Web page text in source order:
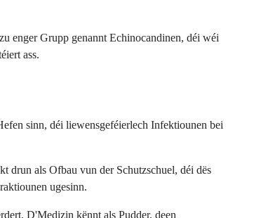
enger Grupp genannt Echinocandinen, déi wéi
ass.
sinn, déi liewensgeféierlech Infektiounen bei
drun als Ofbau vun der Schutzschuel, déi dës
ugesinn.
D'Medizin kënnt als Pudder, deen